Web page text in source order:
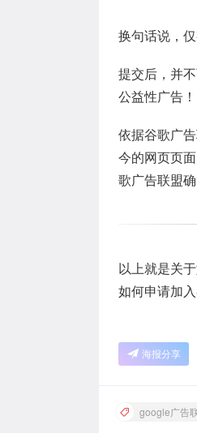
换句话说，
提交后，并
公益性广告！
依据谷歌广
今的网页页
歌广告联盟确
以上就是关
如何申请加
海报分享
google广告